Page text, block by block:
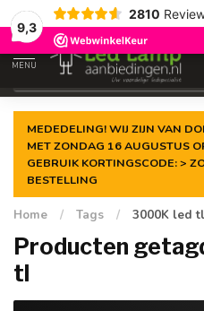
9,3
2810
Gegarandeerde delaagste
MENU
MEDEDELING! WIJ ZIJN VAN
MET ZONDAG 16 AUGUSTUS
GEBRUIK KORTINGSCODE: >
BESTELLING
Home / Tags / 3000K led tl
Producten
tl